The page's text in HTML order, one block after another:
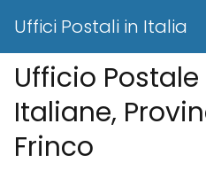
Uffici Postali in Italia
Ufficio Postale
Italiane,
Frinco